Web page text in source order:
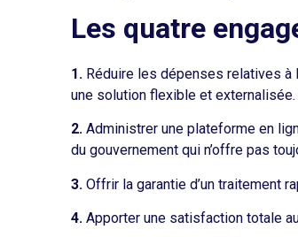
Les quatre
1. Réduire les dépenses relatives
une solution flexible et externalisée.
2. Administrer une plateforme en
du gouvernement qui n’offre pas
3. Offrir la garantie d’un traitement
4. Apporter une satisfaction totale